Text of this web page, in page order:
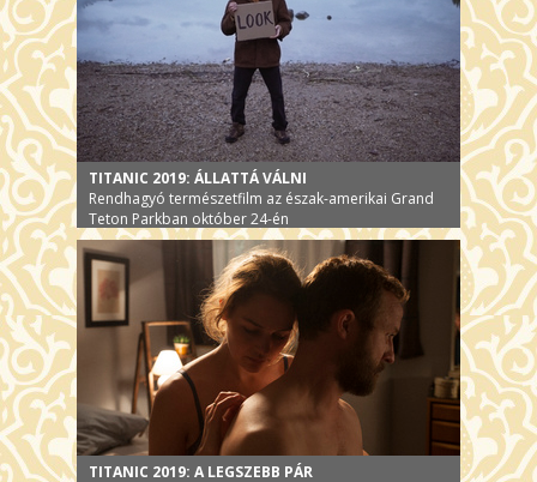
TITANIC 2019: ÁLLATTÁ VÁLNI
Rendhagyó természetfilm az észak-amerikai Grand
Teton Parkban október 24-én
TITANIC 2019: A LEGSZEBB PÁR